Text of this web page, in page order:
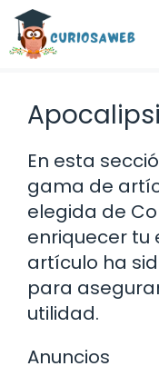
Saltar
contenido
En esta
gama de
elegida de
enriquecer tu
artículo ha
para
utilidad.
Anuncios